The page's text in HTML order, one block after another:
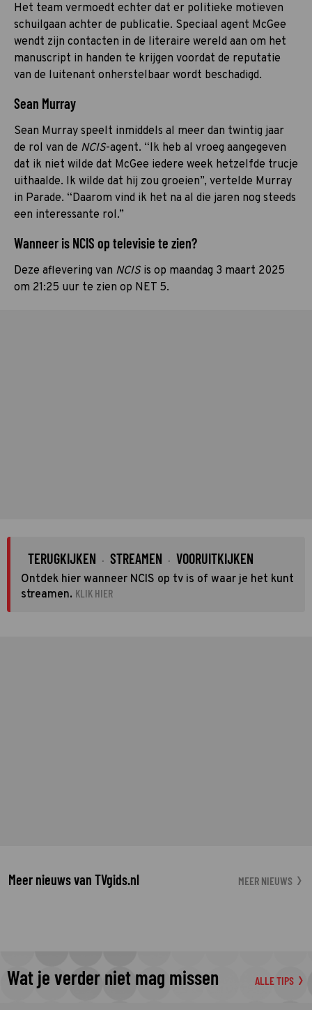
Het team vermoedt echter dat er politieke motieven
schuilgaan achter de publicatie. Speciaal agent McGee
wendt zijn contacten in de literaire wereld aan om het
manuscript in handen te krijgen voordat de reputatie
van de luitenant onherstelbaar wordt beschadigd.
Sean Murray
Sean Murray speelt inmiddels al meer dan twintig jaar
de rol van de NCIS-agent. “Ik heb al vroeg aangegeven
dat ik niet wilde dat McGee iedere week hetzelfde trucje
uithaalde. Ik wilde dat hij zou groeien”, vertelde Murray
in Parade. “Daarom vind ik het na al die jaren nog steeds
een interessante rol.”
Wanneer is NCIS op televisie te zien?
Deze aflevering van NCISis op maandag 3 maart 2025
om 21:25 uur te zien op NET 5.
TERUGKIJKEN · STREAMEN · VOORUITKIJKEN
Ontdek hier wanneer NCIS op tv is of waar je het kunt
streamen. KLIK HIER
Meer nieuws van TVgids.nl MEER NIEUWS
Wat je verder niet mag missen ALLE TIPS